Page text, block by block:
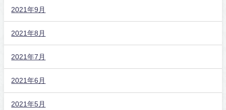
2021年9月
2021年8月
2021年7月
2021年6月
2021年5月